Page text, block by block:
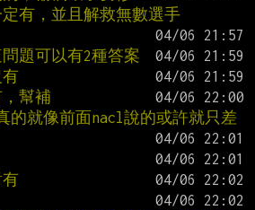
有，並且解救無數選手
題可以有2種答案
幫補
的就像前面nacl說的或許就只差